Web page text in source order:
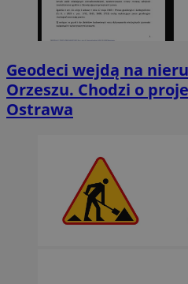
Geodeci wejdą na
Orzeszu. Chodzi o
Ostrawa